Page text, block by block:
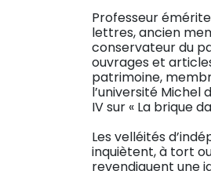
Professeur
lettres, ancien
conservateur du
ouvrages et
patrimoine,
l’université Michel
IV sur « La brique
Les velléités
inquiètent, à tort
revendiquent une